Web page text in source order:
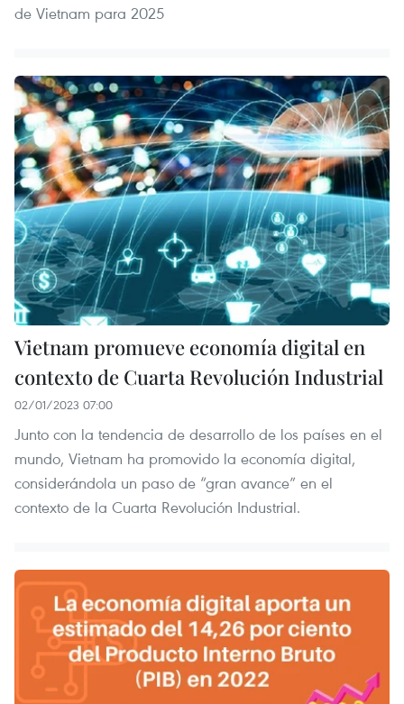
de Vietnam para 2025
Vietnam promueve economía digital en
contexto de Cuarta Revolución Industrial
02/01/2023 07:00
Junto con la tendencia de desarrollo de los países en el
mundo, Vietnam ha promovido la economía digital,
considerándola un paso de “gran avance” en el
contexto de la Cuarta Revolución Industrial.